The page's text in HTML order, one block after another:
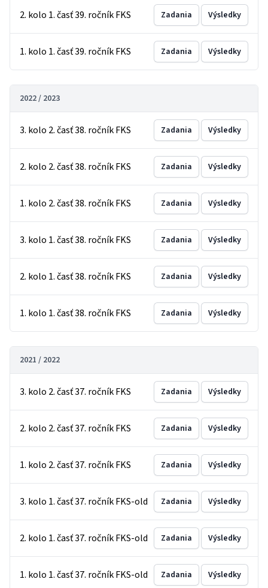
2. kolo 1. časť 39. ročník FKS Zadania Výsledky
1. kolo 1. časť 39. ročník FKS Zadania Výsledky
2022 / 2023
3. kolo 2. časť 38. ročník FKS Zadania Výsledky
2. kolo 2. časť 38. ročník FKS Zadania Výsledky
1. kolo 2. časť 38. ročník FKS Zadania Výsledky
3. kolo 1. časť 38. ročník FKS Zadania Výsledky
2. kolo 1. časť 38. ročník FKS Zadania Výsledky
1. kolo 1. časť 38. ročník FKS Zadania Výsledky
2021 / 2022
3. kolo 2. časť 37. ročník FKS Zadania Výsledky
2. kolo 2. časť 37. ročník FKS Zadania Výsledky
1. kolo 2. časť 37. ročník FKS Zadania Výsledky
3. kolo 1. časť 37. ročník FKS-old Zadania Výsledky
2. kolo 1. časť 37. ročník FKS-old Zadania Výsledky
1. kolo 1. časť 37. ročník FKS-old Zadania Výsledky